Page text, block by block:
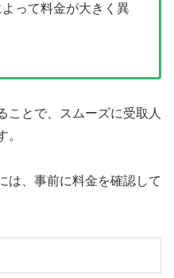
って料金が大きく異
ことで、スムーズに受取人
。
は、事前に料金を確認して